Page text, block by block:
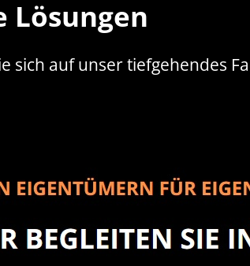
Lösungen
sich auf unser tiefgehendes